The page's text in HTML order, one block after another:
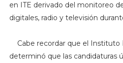
en ITE derivado del monitoreo
digitales, radio y televisión
Cabe recordar que el Instituto
determinó que las candidaturas